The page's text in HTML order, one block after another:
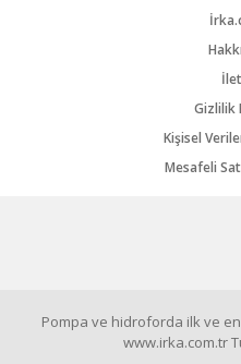
Gizlilik
Kişisel
Mesafeli
Pompa ve hidroforda ilk ve
www.irka.com.tr